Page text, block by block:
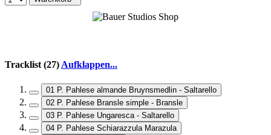
Tracklist (27)Aufklappen...
01 P. Pahlese almande Bruynsmedlin - Saltarello
02 P. Pahlese Bransle simple - Bransle
03 P. Pahlese Ungaresca - Saltarello
04 P. Pahlese Schiarazzula Marazula